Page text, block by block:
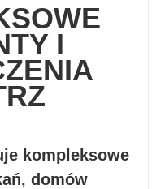
I
kompleksowe
domów